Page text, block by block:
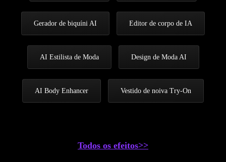
Gerador de biquíni AI Editor de corpo de IA
AI Estilista de Moda Design de Moda AI
AI Body Enhancer Vestido de noiva Try-On
Todos os efeitos>>